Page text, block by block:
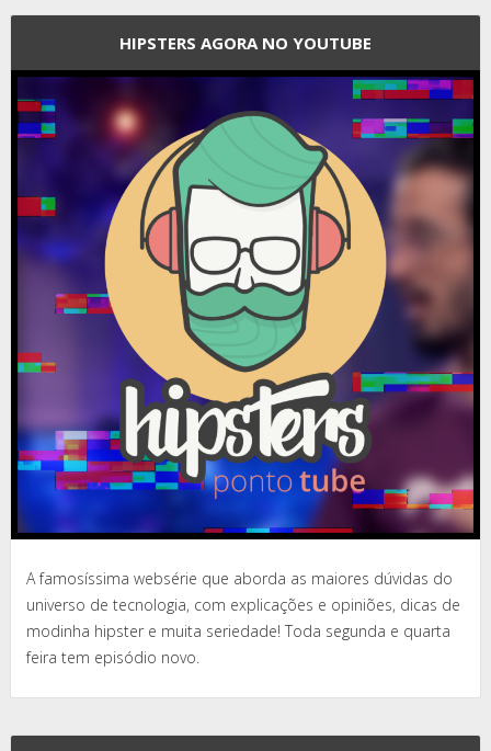
HIPSTERS AGORA NO YOUTUBE
A famosíssima websérie que aborda as maiores dúvidas do
universo de tecnologia, com explicações e opiniões, dicas de
modinha hipster e muita seriedade! Toda segunda e quarta
feira tem episódio novo.